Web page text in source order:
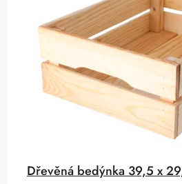
Dřevěná bedýnka 39,5 x